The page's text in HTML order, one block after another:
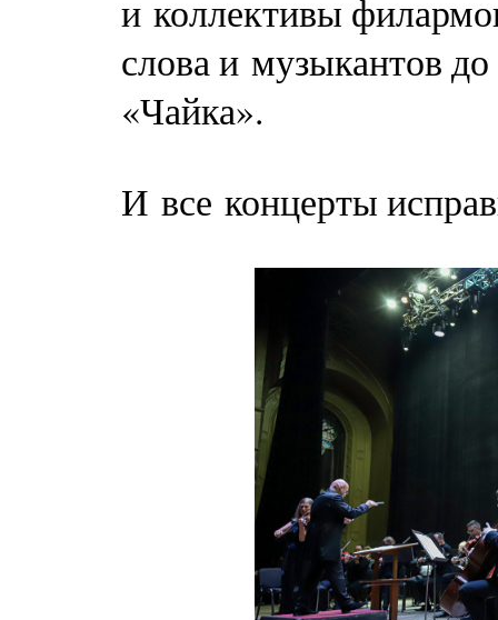
и коллективы
слова и музыкантов
«Чайка».
И все концерты